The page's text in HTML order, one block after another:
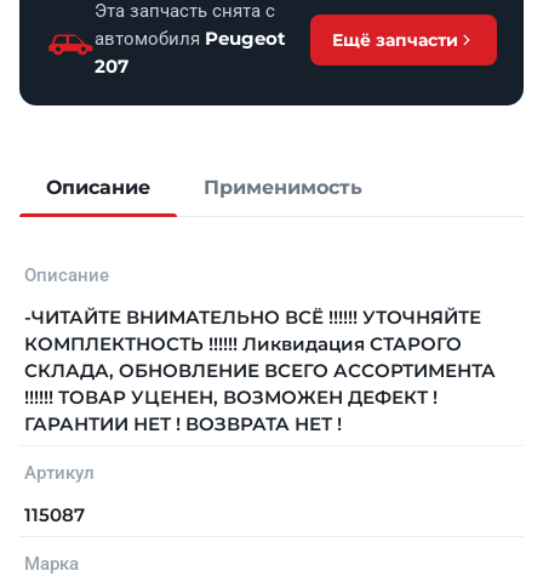
Эта запчасть снята с
автомобиля Peugeot
207
Ещё запчасти
Описание Применимость
Описание
-ЧИТАЙТЕ ВНИМАТЕЛЬНО ВСЁ !!!!!! УТОЧНЯЙТЕ
КОМПЛЕКТНОСТЬ !!!!!! Ликвидация СТАРОГО
СКЛАДА, ОБНОВЛЕНИЕ ВСЕГО АССОРТИМЕНТА
!!!!!! ТОВАР УЦЕНЕН, ВОЗМОЖЕН ДЕФЕКТ !
ГАРАНТИИ НЕТ ! ВОЗВРАТА НЕТ !
Артикул
115087
Марка